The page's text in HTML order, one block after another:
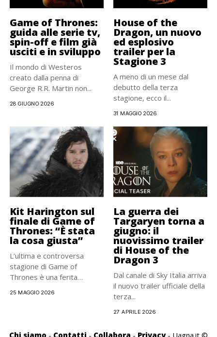
Game of Thrones:
guida alle serie tv,
spin-off e film già
usciti e in sviluppo
Il mondo di Westeros
creato dalla penna di
George R.R. Martin non...
28 GIUGNO 2026
House of the
Dragon, un nuovo
ed esplosivo
trailer per la
Stagione 3
A meno di un mese dal
debutto della terza
stagione, ecco il...
31 MAGGIO 2026
Kit Harington sul
finale di Game of
Thrones: “È stata
la cosa giusta”
L’ultima e controversa
stagione di Game of
Thrones è una ferita
25 MAGGIO 2026
La guerra dei
Targaryen torna a
giugno: il
nuovissimo trailer
di House of the
Dragon 3
Dal canale di Sky Italia arriva
il nuovo trailer ufficiale della
terza...
27 APRILE 2026
Chi siamo - Contatti - Collabora - Privacy- Uagna.it ©